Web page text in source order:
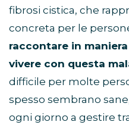
fibrosi cistica, che
concreta per le
raccontare in
vivere con questa
difficile per molte
spesso sembrano
ogni giorno a gestire